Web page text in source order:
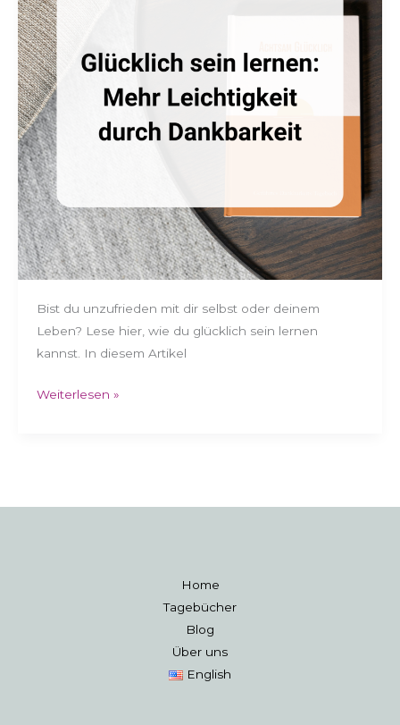
Bist du unzufrieden mit dir selbst oder deinem
Leben? Lese hier, wie du glücklich sein lernen
kannst. In diesem Artikel
Leichtigkeit
durch
Dankbarkeit
Weiterlesen »
Home
Tagebücher
Blog
Über uns
English